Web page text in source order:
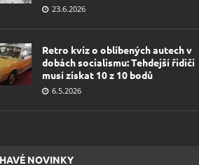
23.6.2026
Retro kvíz o oblíbených autech v
dobách socialismu: Tehdejší řidiči
musí získat 10 z 10 bodů
6.5.2026
NOVINKY